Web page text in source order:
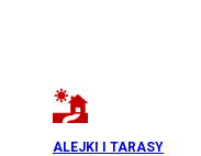
ALEJKI I TARASY